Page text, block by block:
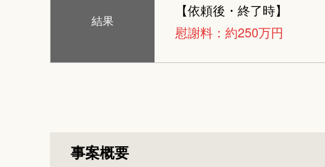
結果
【依頼後・終了時】
慰謝料：約250万円
事案概要